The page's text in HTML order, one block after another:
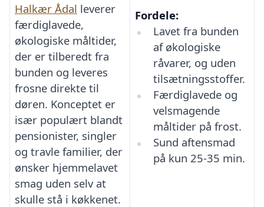
Halkær Ådal leverer
færdiglavede,
økologiske måltider,
der er tilberedt fra
bunden og leveres
frosne direkte til
døren. Konceptet er
især populært blandt
pensionister, singler
og travle familier, der
ønsker hjemmelavet
smag uden selv at
skulle stå i køkkenet.
Fordele:
Lavet fra bunden
af økologiske
råvarer, og uden
tilsætningsstoffer.
Færdiglavede og
velsmagende
måltider på frost.
Sund aftensmad
på kun 25-35 min.